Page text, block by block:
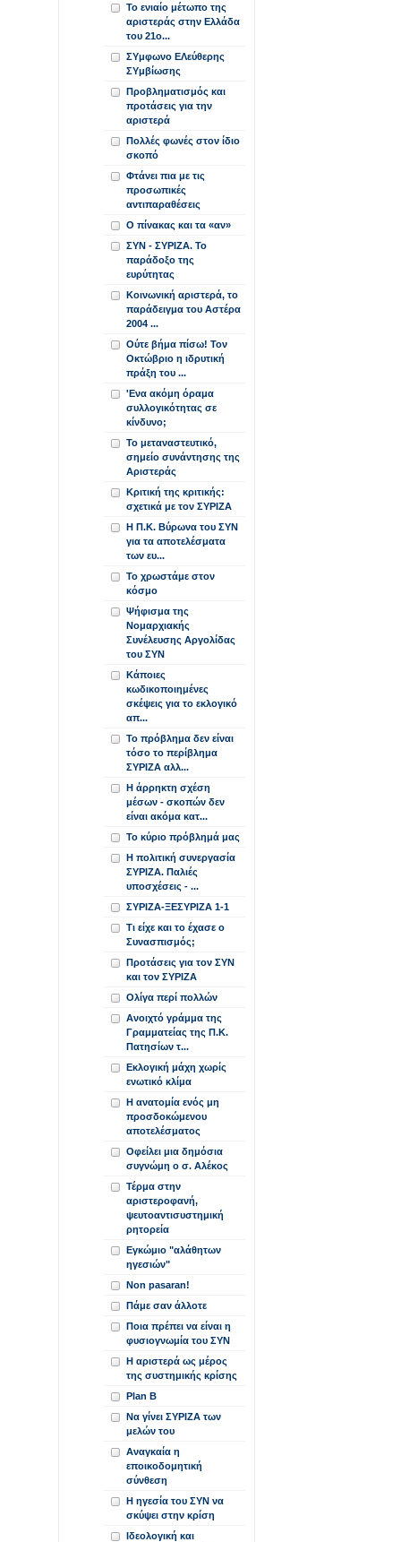
Το ενιαίο μέτωπο της
αριστεράς στην Ελλάδα
του 21ο...
ΣΥμφωνο ΕΛεύθερης
ΣΥμβίωσης
Προβληματισμός και
προτάσεις για την
αριστερά
Πολλές φωνές στον ίδιο
σκοπό
Φτάνει πια με τις
προσωπικές
αντιπαραθέσεις
Ο πίνακας και τα «αν»
ΣYN - ΣΥΡΙΖΑ. Το
παράδοξο της
ευρύτητας
Κοινωνική αριστερά, το
παράδειγμα του Αστέρα
2004 ...
Ούτε βήμα πίσω! Τον
Οκτώβριο η ιδρυτική
πράξη του ...
'Ενα ακόμη όραμα
συλλογικότητας σε
κίνδυνο;
Το μεταναστευτικό,
σημείο συνάντησης της
Αριστεράς
Κριτική της κριτικής:
σχετικά με τον ΣΥΡΙΖΑ
Η Π.Κ. Βύρωνα του ΣΥΝ
για τα αποτελέσματα
των ευ...
Το χρωστάμε στον
κόσμο
Ψήφισμα της
Νομαρχιακής
Συνέλευσης Αργολίδας
του ΣΥΝ
Κάποιες
κωδικοποιημένες
σκέψεις για το εκλογικό
απ...
Το πρόβλημα δεν είναι
τόσο το περίβλημα
ΣΥΡΙΖΑ αλλ...
Η άρρηκτη σχέση
μέσων - σκοπών δεν
είναι ακόμα κατ...
Το κύριο πρόβλημά μας
Η πολιτική συνεργασία
ΣΥΡΙΖΑ. Παλιές
υποσχέσεις - ...
ΣΥΡΙΖΑ-ΞΕΣΥΡΙΖΑ 1-1
Τι είχε και το έχασε ο
Συνασπισμός;
Προτάσεις για τον ΣΥΝ
και τον ΣΥΡΙΖΑ
Ολίγα περί πολλών
Ανοιχτό γράμμα της
Γραμματείας της Π.Κ.
Πατησίων τ...
Εκλογική μάχη χωρίς
ενωτικό κλίμα
Η ανατομία ενός μη
προσδοκώμενου
αποτελέσματος
Οφείλει μια δημόσια
συγνώμη ο σ. Αλέκος
Τέρμα στην
αριστεροφανή,
ψευτοαντισυστημική
ρητορεία
Εγκώμιο "αλάθητων
ηγεσιών"
Non pasaran!
Πάμε σαν άλλοτε
Ποια πρέπει να είναι η
φυσιογνωμία του ΣΥΝ
Η αριστερά ως μέρος
της συστημικής κρίσης
Plan B
Να γίνει ΣΥΡΙΖΑ των
μελών του
Αναγκαία η
εποικοδομητική
σύνθεση
Η ηγεσία του ΣΥΝ να
σκύψει στην κρίση
Ιδεολογική και